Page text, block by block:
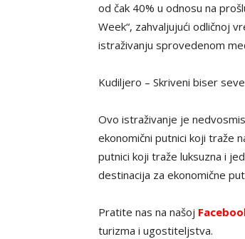
od čak 40% u odnosu na
Week“, zahvaljujući odličnoj
istraživanju sprovedenom
Kudiljero – Skriveni biser
Ovo istraživanje je
ekonomični putnici koji traže
putnici koji traže luksuzna i
destinacija za ekonomične
Pratite nas na našoj
turizma i ugostiteljstva.